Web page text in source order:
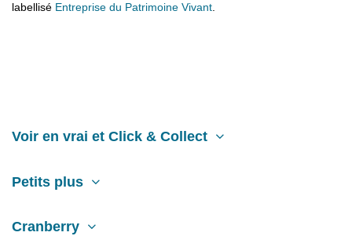
labellisé Entreprise du Patrimoine Vivant.
Voir en vrai et Click & Collect
Petits plus
Cranberry